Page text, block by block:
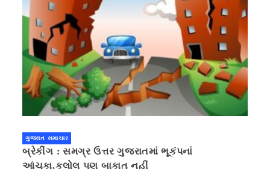
ગુજરાત સમાચાર
બ્રેકીંગ : સમગ્ર ઉત્તર ગુજરાતમાં ભૂકંપનાં
આંચકા,કલોલ પણ બાકાત નહીં